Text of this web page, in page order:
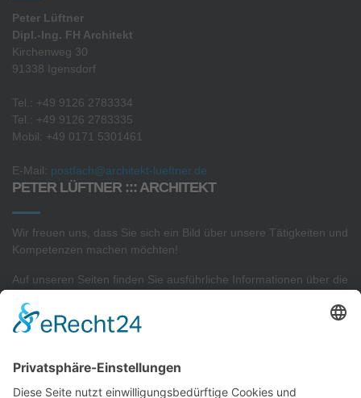
Peter Lüftner
Dipl.-Ing. FH Architekt
Kirchenweg 30
91338 Igensdorf
Tel.: +49 9126 2783334
Tel.: +49 9126 2783335
Mobil: +49 0171 5301461
E-Mail: postfach@architekt-lueftner.de
PETER LÜFTNER ::: ARCHITEKT
Wir freuen uns, dass Sie sich ein Bild über unsere Tätigkeiten und
Kompetenzen machen möchten!
Auf unseren Seiten finden Sie ausführliche Informationen über die
unsererSachverständigen- und Gutachtertätigkeit.
AKTUELLSTE PROJEKTE
Neubau von 2 Reihenhäusern